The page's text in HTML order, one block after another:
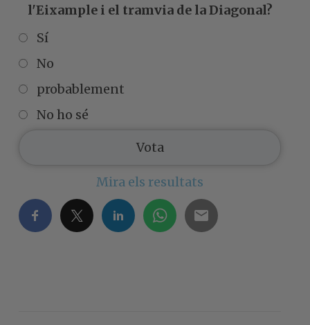
l'Eixample i el tramvia de la Diagonal?
Sí
No
probablement
No ho sé
Mira els resultats